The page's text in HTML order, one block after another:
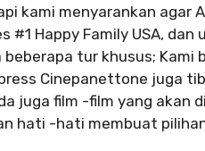
kami menyarankan agar
#1 Happy Family USA,
tur khusus; Kami
Cinepanettone juga
juga film -film yang akan
hati -hati membuat